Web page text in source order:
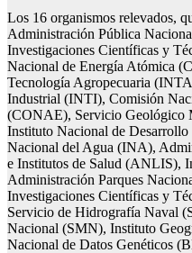
Los 16 organismos relevados,
Administración Pública
Investigaciones Científicas y
Nacional de Energía Atómica
Tecnología Agropecuaria
Industrial (INTI), Comisión
(CONAE), Servicio Geológico
Instituto Nacional de
Nacional del Agua (INA),
e Institutos de Salud (ANLIS),
Administración Parques
Investigaciones Científicas y
Servicio de Hidrografía Naval
Nacional (SMN), Instituto
Nacional de Datos Genéticos